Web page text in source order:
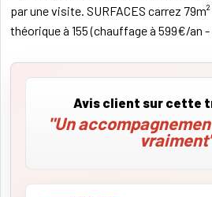
par une visite. SURFACES carrez
théorique à 155 (chauffage à 599€/an -
Avis client sur cette
"Un